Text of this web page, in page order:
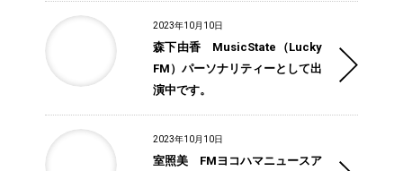
2023年10月10日
森下由香 MusicState（Lucky
FM）パーソナリティーとして出
演中です。
2023年10月10日
室照美 FMヨコハマニュースア